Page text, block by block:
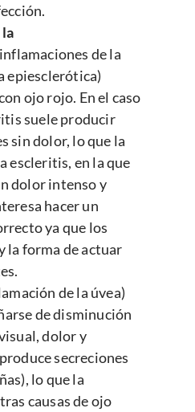
de la
epiesclerótica)
ojo rojo. En el caso
suele producir
sin dolor, lo que la
escleritis, en la que
dolor intenso y
hacer un
ya que los
la forma de actuar
de la úvea)
de disminución
dolor y
secreciones
lo que la
causas de ojo